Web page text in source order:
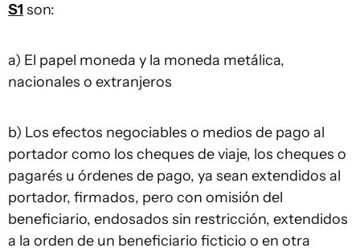
S1 son:
a) El papel moneda y la moneda metálica,
nacionales o extranjeros
b) Los efectos negociables o medios de pago al
portador como los cheques de viaje, los cheques o
pagarés u órdenes de pago, ya sean extendidos al
portador, firmados, pero con omisión del
beneficiario, endosados sin restricción, extendidos
a la orden de un beneficiario ficticio o en otra